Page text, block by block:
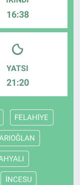
16:38
YATSI
21:20
FELAHİYE
İNCESU